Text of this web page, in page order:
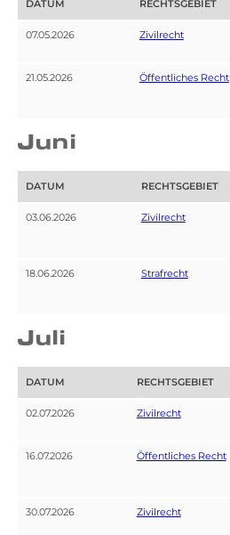
DATUM RECHTSGEBIET
07.05.2026 Zivilrecht
21.05.2026 Öffentliches Recht
Juni
DATUM RECHTSGEBIET
03.06.2026 Zivilrecht
18.06.2026 Strafrecht
Juli
DATUM RECHTSGEBIET
02.07.2026 Zivilrecht
16.07.2026 Öffentliches Recht
30.07.2026 Zivilrecht